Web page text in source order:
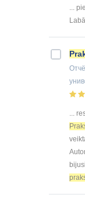
...
Labā
...